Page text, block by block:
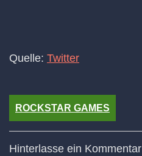
Quelle: Twitter
ROCKSTAR GAMES
Hinterlasse ein Kommentar